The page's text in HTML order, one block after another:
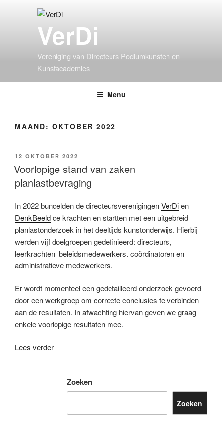
VerDi
Vereniging van Directeurs Podiumkunsten en
Kunstacademies
Menu
MAAND: OKTOBER 2022
12 OKTOBER 2022
Voorlopige stand van zaken
planlastbevraging
In 2022 bundelden de directeursverenigingenVerDien
DenkBeeldde krachten en startten met een uitgebreid
planlastonderzoek in het deeltijds kunstonderwijs. Hierbij
werden vijf doelgroepen gedefinieerd: directeurs,
leerkrachten, beleidsmedewerkers, coördinatoren en
administratieve medewerkers.
Er wordt momenteel een gedetailleerd onderzoek gevoerd
door een werkgroep om correcte conclusies te verbinden
aan de resultaten. In afwachting hiervan geven we graag
enkele voorlopige resultaten mee.
Lees verder
Zoeken
Zoeken